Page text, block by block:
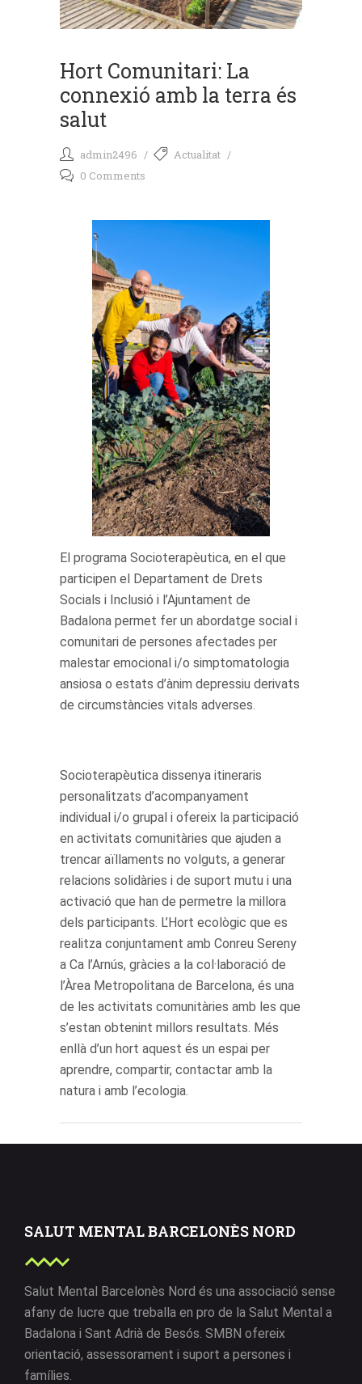
Hort Comunitari: La
connexió amb la terra és
salut
admin2496
Actualitat
0 Comments
El programa Socioterapèutica, en el que
participen el Departament de Drets
Socials i Inclusió i l’Ajuntament de
Badalona permet fer un abordatge social i
comunitari de persones afectades per
malestar emocional i/o simptomatologia
ansiosa o estats d’ànim depressiu derivats
de circumstàncies vitals adverses.
Socioterapèutica dissenya itineraris
personalitzats d’acompanyament
individual i/o grupal i ofereix la participació
en activitats comunitàries que ajuden a
trencar aïllaments no volguts, a generar
relacions solidàries i de suport mutu i una
activació que han de permetre la millora
dels participants. L’Hort ecològic que es
realitza conjuntament amb Conreu Sereny
a Ca l’Arnús, gràcies a la col·laboració de
l’Àrea Metropolitana de Barcelona, és una
de les activitats comunitàries amb les que
s’estan obtenint millors resultats. Més
enllà d’un hort aquest és un espai per
aprendre, compartir, contactar amb la
natura i amb l’ecologia.
SALUT MENTAL BARCELONÈS NORD
Salut Mental Barcelonès Nord és una associació sense
afany de lucre que treballa en pro de la Salut Mental a
Badalona i Sant Adrià de Besós. SMBN ofereix
orientació, assessorament i suport a persones i
famílies.